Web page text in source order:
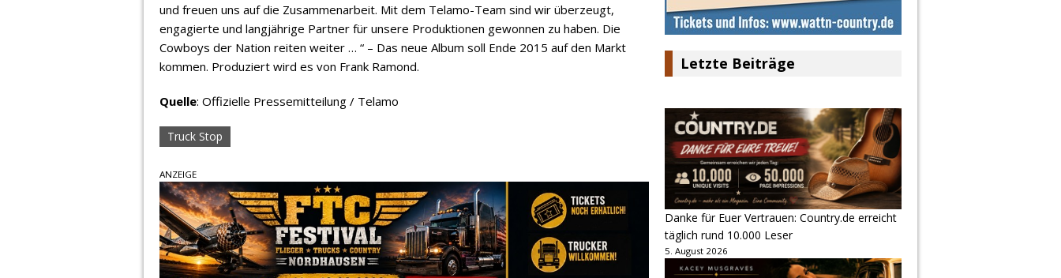
und freuen uns auf die Zusammenarbeit. Mit dem Telamo-Team sind wir überzeugt,
engagierte und langjährige Partner für unsere Produktionen gewonnen zu haben. Die
Cowboys der Nation reiten weiter … “ – Das neue Album soll Ende 2015 auf den Markt
kommen. Produziert wird es von Frank Ramond.
Quelle: Offizielle Pressemitteilung / Telamo
Truck Stop
ANZEIGE
Letzte Beiträge
Danke für Euer Vertrauen: Country.de erreicht
täglich rund 10.000 Leser
5. August 2026